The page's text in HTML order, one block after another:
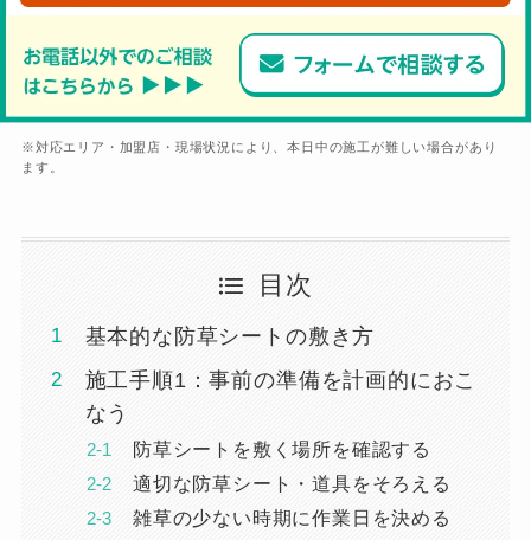
※対応エリア・加盟店・現場状況により、本日中の施工が難しい場合があり
ます。
目次
基本的な防草シートの敷き方
施工手順1：事前の準備を計画的におこ
なう
防草シートを敷く場所を確認する
適切な防草シート・道具をそろえる
雑草の少ない時期に作業日を決める